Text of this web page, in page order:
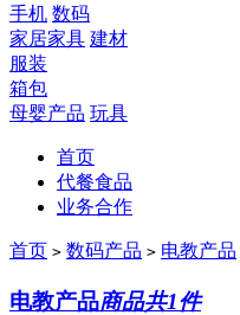
手机 数码
家居家具 建材
服装
箱包
母婴产品 玩具
首页
代餐食品
业务合作
首页 > 数码产品 > 电教产品
电教产品商品共1件